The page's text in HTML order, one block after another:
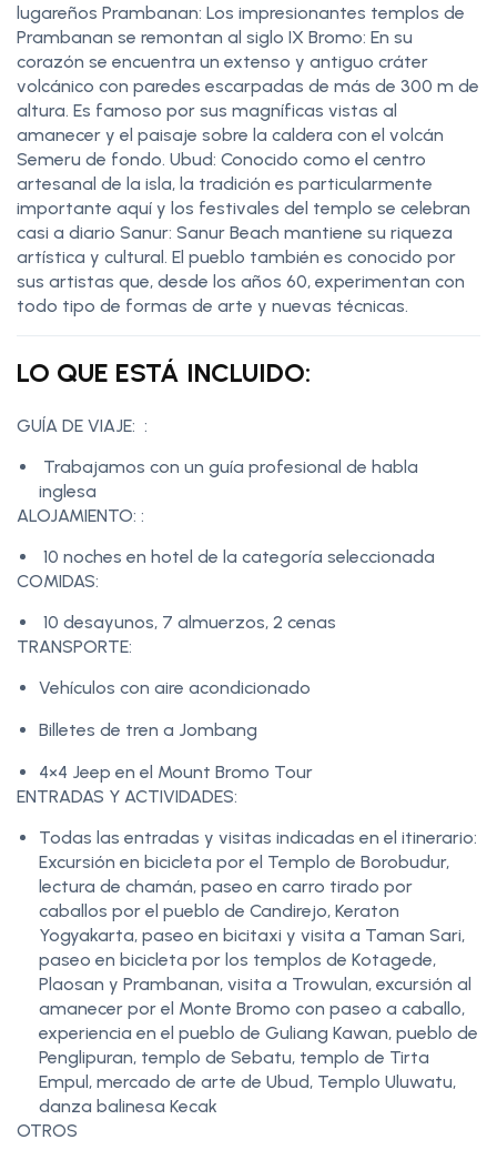
lugareños Prambanan: Los impresionantes templos de
Prambanan se remontan al siglo IX Bromo: En su
corazón se encuentra un extenso y antiguo cráter
volcánico con paredes escarpadas de más de 300 m de
altura. Es famoso por sus magníficas vistas al
amanecer y el paisaje sobre la caldera con el volcán
Semeru de fondo. Ubud: Conocido como el centro
artesanal de la isla, la tradición es particularmente
importante aquí y los festivales del templo se celebran
casi a diario Sanur: Sanur Beach mantiene su riqueza
artística y cultural. El pueblo también es conocido por
sus artistas que, desde los años 60, experimentan con
todo tipo de formas de arte y nuevas técnicas.
LO QUE ESTÁ INCLUIDO:
GUÍA DE VIAJE: :
Trabajamos con un guía profesional de habla
inglesa
ALOJAMIENTO: :
10 noches en hotel de la categoría seleccionada
COMIDAS:
10 desayunos, 7 almuerzos, 2 cenas
TRANSPORTE:
Vehículos con aire acondicionado
Billetes de tren a Jombang
4×4 Jeep en el Mount Bromo Tour
ENTRADAS Y ACTIVIDADES:
Todas las entradas y visitas indicadas en el itinerario:
Excursión en bicicleta por el Templo de Borobudur,
lectura de chamán, paseo en carro tirado por
caballos por el pueblo de Candirejo, Keraton
Yogyakarta, paseo en bicitaxi y visita a Taman Sari,
paseo en bicicleta por los templos de Kotagede,
Plaosan y Prambanan, visita a Trowulan, excursión al
amanecer por el Monte Bromo con paseo a caballo,
experiencia en el pueblo de Guliang Kawan, pueblo de
Penglipuran, templo de Sebatu, templo de Tirta
Empul, mercado de arte de Ubud, Templo Uluwatu,
danza balinesa Kecak
OTROS